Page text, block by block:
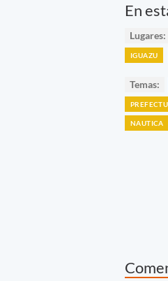
En
Lugares:
IGUAZU
Temas:
NAUTICA